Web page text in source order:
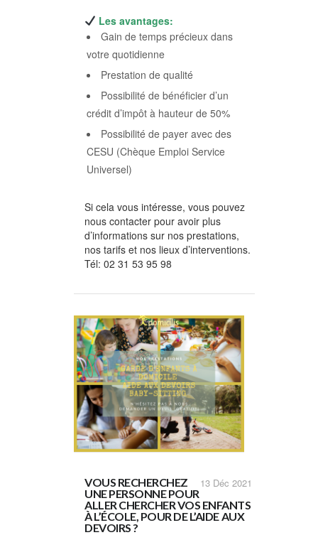
Les avantages:
Gain de temps précieux dans
votre quotidienne
Prestation de qualité
Possibilité de bénéficier d’un
crédit d’impôt à hauteur de 50%
Possibilité de payer avec des
CESU (Chèque Emploi Service
Universel)
Si cela vous intéresse, vous pouvez
nous contacter pour avoir plus
d’informations sur nos prestations,
nos tarifs et nos lieux d’interventions.
Tél: 02 31 53 95 98
13 Déc 2021
VOUS RECHERCHEZ
UNE PERSONNE POUR
ALLER CHERCHER VOS ENFANTS
À L’ÉCOLE, POUR DE L’AIDE AUX
DEVOIRS ?